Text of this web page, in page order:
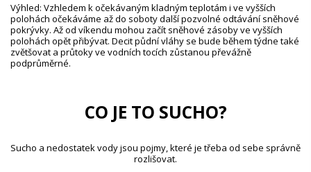
Výhled: Vzhledem k očekávaným kladným teplotám i ve vyšších
polohách očekáváme až do soboty další pozvolné odtávání sněhové
pokrývky. Až od víkendu mohou začít sněhové zásoby ve vyšších
polohách opět přibývat. Deficit půdní vláhy se bude během týdne také
zvětšovat a průtoky ve vodních tocích zůstanou převážně
podprůměrné.
CO JE TO SUCHO?
Sucho a nedostatek vody jsou pojmy, které je třeba od sebe správně
rozlišovat.